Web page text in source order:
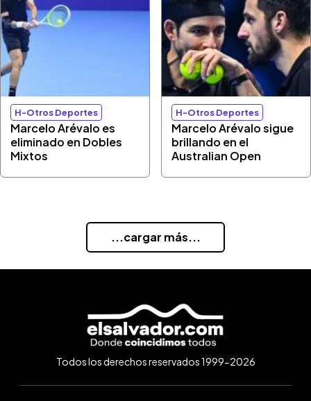
H-Otros Deportes
Marcelo Arévalo es
eliminado en Dobles
Mixtos
H-Otros Deportes
Marcelo Arévalo sigue
brillando en el
Australian Open
...cargar más...
Todos los derechos reservados 1999-2026